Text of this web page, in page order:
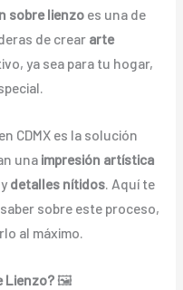
sobre lienzoes una de
de crear arte
ya sea para tu hogar,
CDMX es la solución
una impresión artística
detalles nítidos. Aquí te
sobre este proceso,
al máximo.
Lienzo?🖼️